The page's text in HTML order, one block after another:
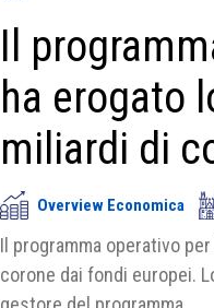
Il
ha erogato
miliardi di
Overview Economica
Il programma operativo
corone dai fondi europei.